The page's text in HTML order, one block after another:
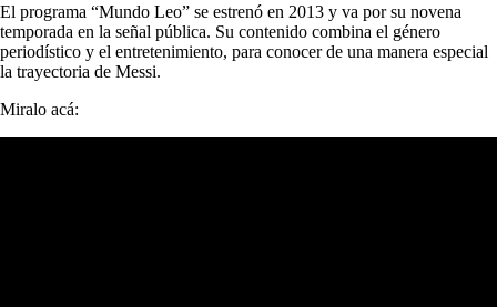
El programa “Mundo Leo” se estrenó en 2013 y va por su novena
temporada en la señal pública. Su contenido combina el género
periodístico y el entretenimiento, para conocer de una manera especial
la trayectoria de Messi.
Miralo acá: